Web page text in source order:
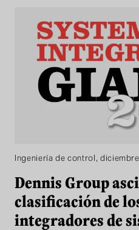
Ingeniería de control,
Dennis Group
clasificación de
integradores de